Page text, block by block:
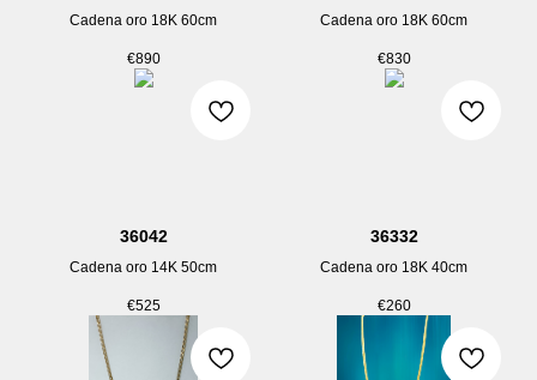
Cadena oro 18K 60cm
€890
Cadena oro 18K 60cm
€830
36042
Cadena oro 14K 50cm
€525
36332
Cadena oro 18K 40cm
€260